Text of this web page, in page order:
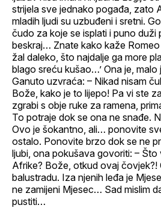
strijela sve jednako pogađa, zato
mladih ljudi su uzbuđeni i sretni.
čudo za koje se isplati i puno
beskraj… Znate kako kaže Romeo
žal daleko, što najdalje ga more
blago sreću kušao…’ Ona je, malo
Ganuto uzvraća: – Nikad nisam
Bože, kako je to lijepo! Pa vi ste
zgrabi s obje ruke za ramena,
To potraje dok se ona ne snađe.
Ovo je šokantno, ali… ponovite
ostalo. Ponovite brzo dok se ne
ljubi, ona pokušava govoriti: – Što
Afrike? Bože, otkud ovaj čovjek?!
balustradu. Iza njenih leđa je
ne zamijeni Mjesec… Sad mislim
pustiti…